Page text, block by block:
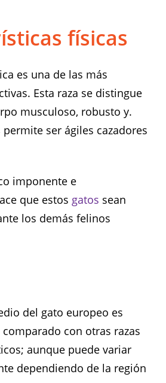
físicas
es una de las más
Esta raza se distingue
musculoso, robusto y.
ser ágiles cazadores
imponente e
que estos gatos sean
los demás felinos
del gato europeo es
con otras razas
aunque puede variar
dependiendo de la región